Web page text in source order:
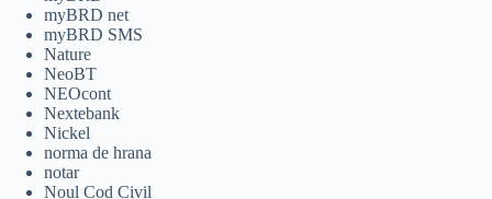
myBRD net
myBRD SMS
Nature
NeoBT
NEOcont
Nextebank
Nickel
norma de hrana
notar
Noul Cod Civil